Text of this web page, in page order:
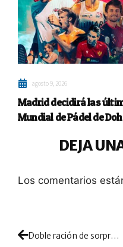
agosto 9, 2026
Madrid decidirá las
Mundial de Pádel de
DEJA
Los comentarios
Doble ración de sorpresas en el primer asalto del cuadro final femenino de Reus